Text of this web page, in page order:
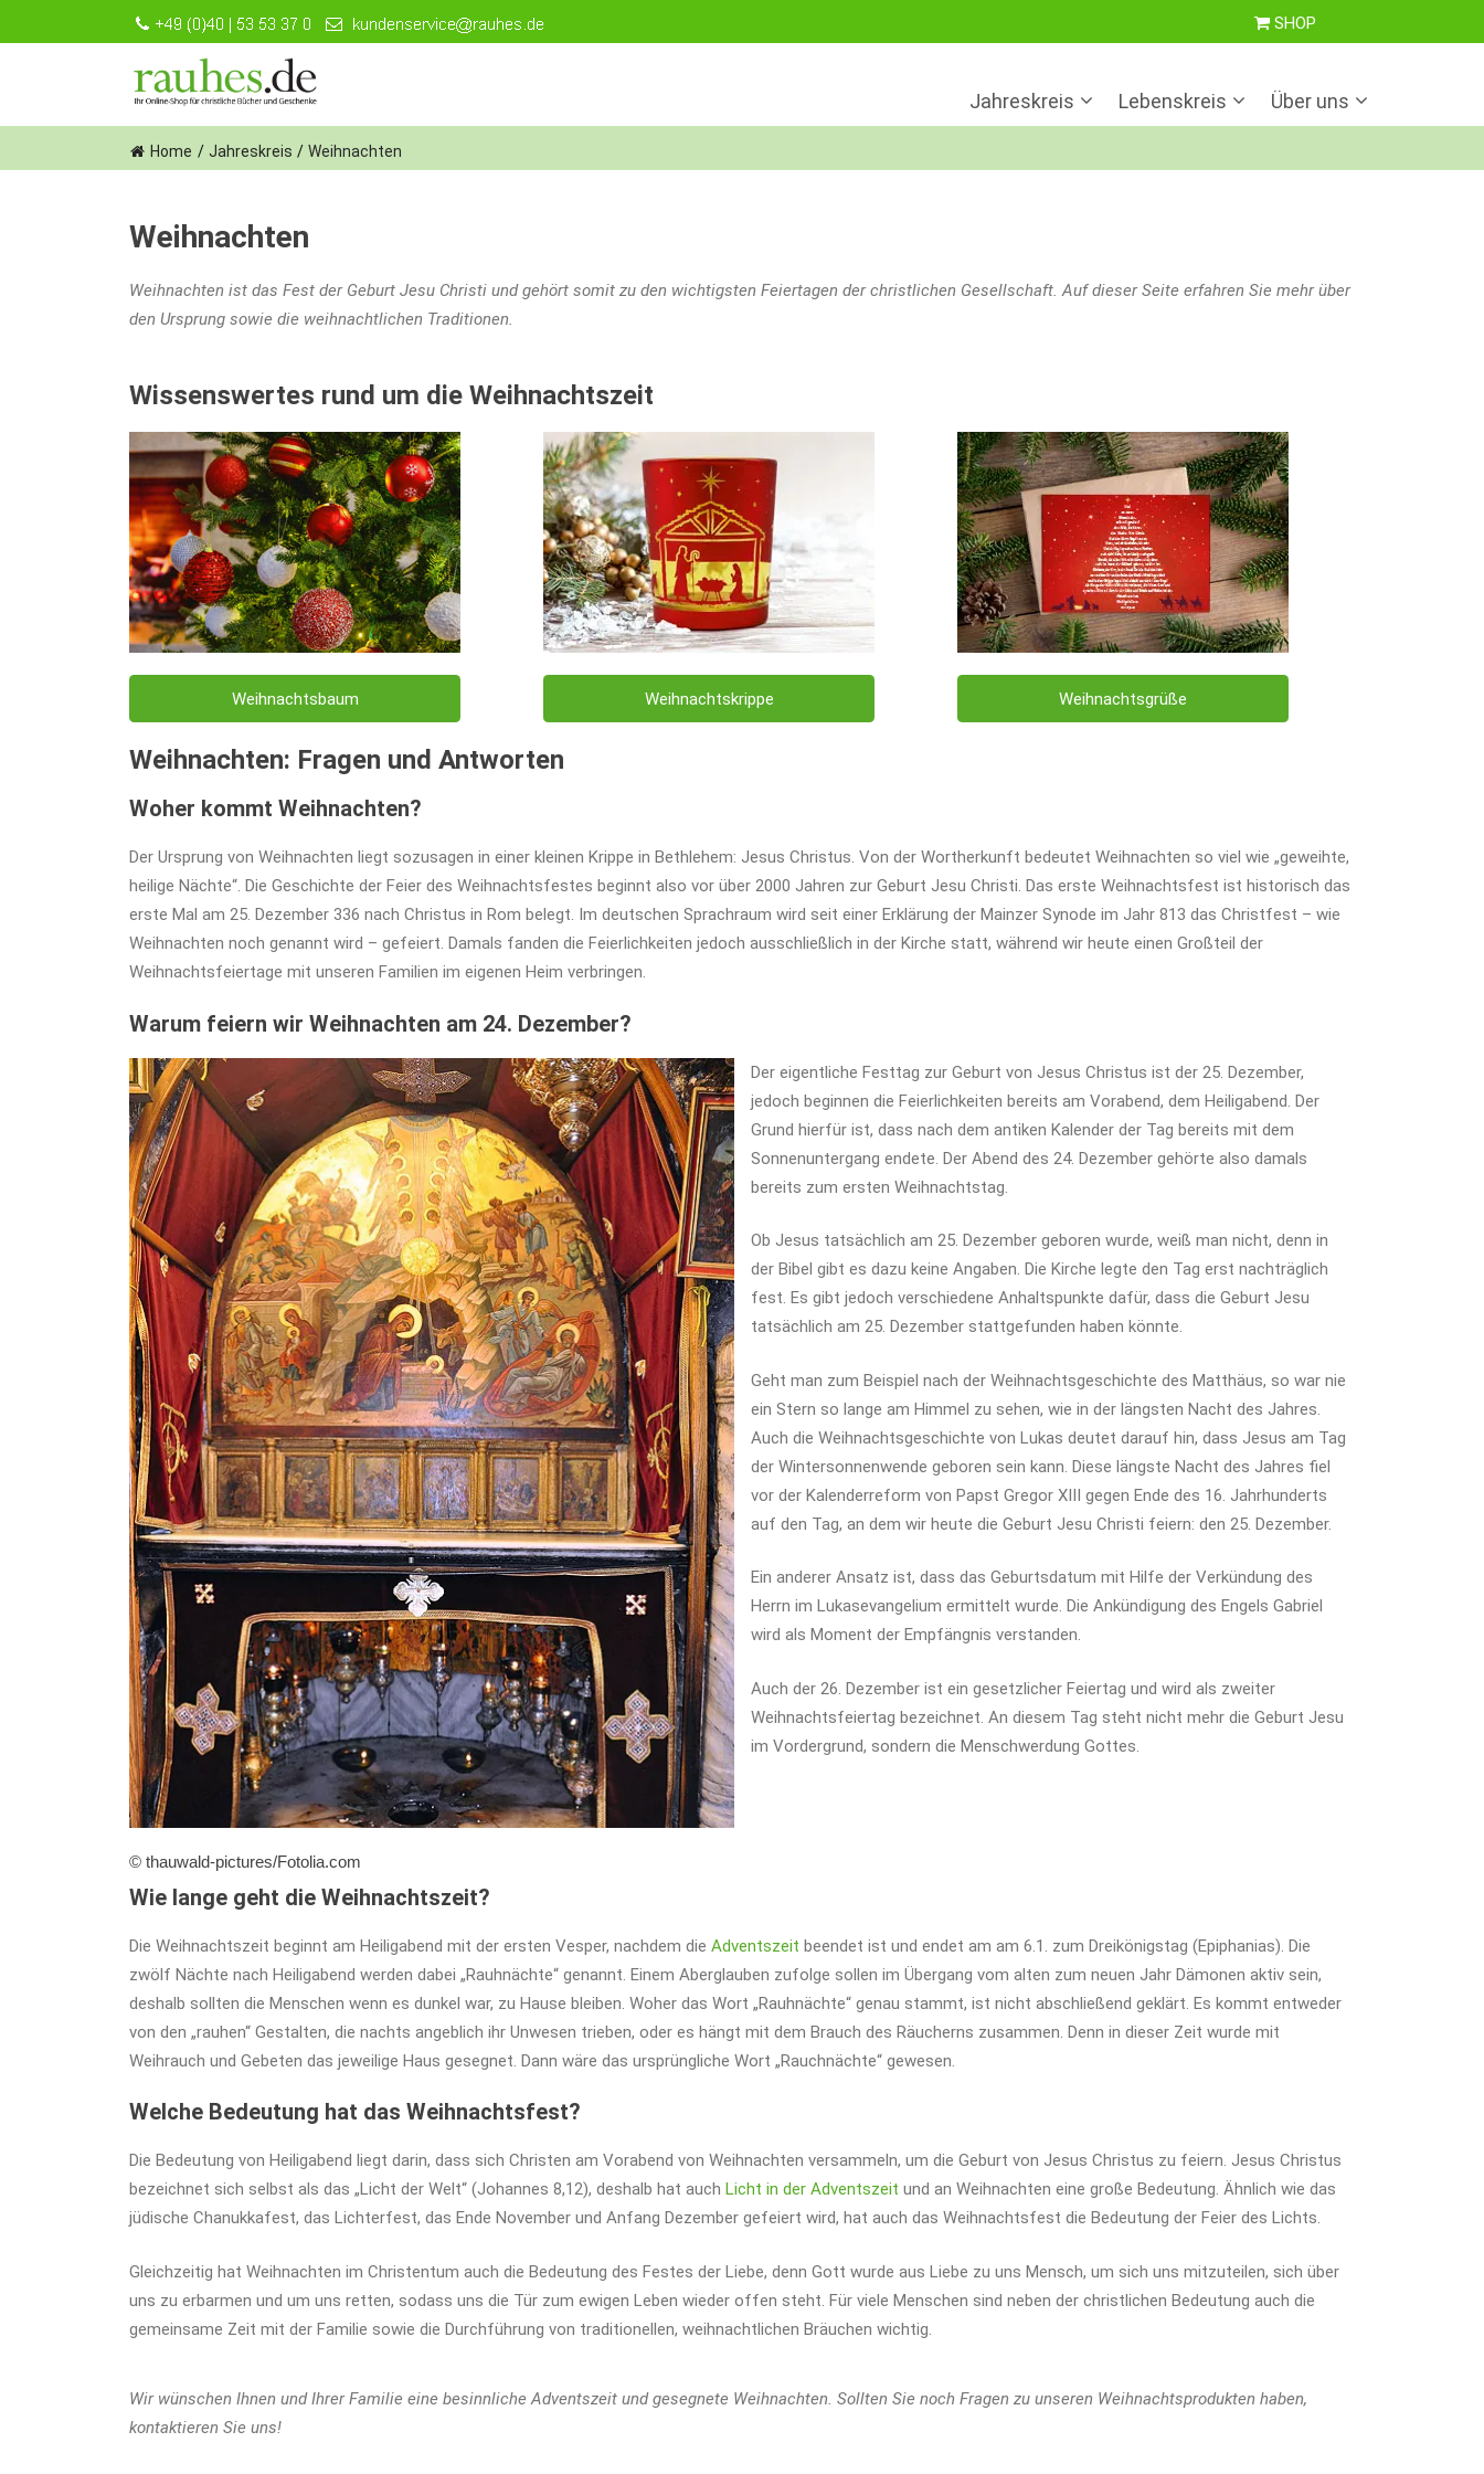
SHOP
Jahreskreis Lebenskreis Über uns
Home / Jahreskreis / Weihnachten
Weihnachten
Weihnachten ist das Fest der Geburt Jesu Christi und gehört somit zu den wichtigsten Feiertagen der christlichen Gesellschaft. Auf dieser Seite erfahren Sie mehr über
den Ursprung sowie die weihnachtlichen Traditionen.
Wissenswertes rund um die Weihnachtszeit
Weihnachtsbaum Weihnachtskrippe Weihnachtsgrüße
Weihnachten: Fragen und Antworten
Woher kommt Weihnachten?
Der Ursprung von Weihnachten liegt sozusagen in einer kleinen Krippe in Bethlehem: Jesus Christus. Von der Wortherkunft bedeutet Weihnachten so viel wie „geweihte,
heilige Nächte“. Die Geschichte der Feier des Weihnachtsfestes beginnt also vor über 2000 Jahren zur Geburt Jesu Christi. Das erste Weihnachtsfest ist historisch das
erste Mal am 25. Dezember 336 nach Christus in Rom belegt. Im deutschen Sprachraum wird seit einer Erklärung der Mainzer Synode im Jahr 813 das Christfest – wie
Weihnachten noch genannt wird – gefeiert. Damals fanden die Feierlichkeiten jedoch ausschließlich in der Kirche statt, während wir heute einen Großteil der
Weihnachtsfeiertage mit unseren Familien im eigenen Heim verbringen.
Warum feiern wir Weihnachten am 24. Dezember?
© thauwald-pictures/Fotolia.com
Der eigentliche Festtag zur Geburt von Jesus Christus ist der 25. Dezember,
jedoch beginnen die Feierlichkeiten bereits am Vorabend, dem Heiligabend. Der
Grund hierfür ist, dass nach dem antiken Kalender der Tag bereits mit dem
Sonnenuntergang endete. Der Abend des 24. Dezember gehörte also damals
bereits zum ersten Weihnachtstag.
Ob Jesus tatsächlich am 25. Dezember geboren wurde, weiß man nicht, denn in
der Bibel gibt es dazu keine Angaben. Die Kirche legte den Tag erst nachträglich
fest. Es gibt jedoch verschiedene Anhaltspunkte dafür, dass die Geburt Jesu
tatsächlich am 25. Dezember stattgefunden haben könnte.
Geht man zum Beispiel nach der Weihnachtsgeschichte des Matthäus, so war nie
ein Stern so lange am Himmel zu sehen, wie in der längsten Nacht des Jahres.
Auch die Weihnachtsgeschichte von Lukas deutet darauf hin, dass Jesus am Tag
der Wintersonnenwende geboren sein kann. Diese längste Nacht des Jahres fiel
vor der Kalenderreform von Papst Gregor XIII gegen Ende des 16. Jahrhunderts
auf den Tag, an dem wir heute die Geburt Jesu Christi feiern: den 25. Dezember.
Ein anderer Ansatz ist, dass das Geburtsdatum mit Hilfe der Verkündung des
Herrn im Lukasevangelium ermittelt wurde. Die Ankündigung des Engels Gabriel
wird als Moment der Empfängnis verstanden.
Auch der 26. Dezember ist ein gesetzlicher Feiertag und wird als zweiter
Weihnachtsfeiertag bezeichnet. An diesem Tag steht nicht mehr die Geburt Jesu
im Vordergrund, sondern die Menschwerdung Gottes.
Wie lange geht die Weihnachtszeit?
Die Weihnachtszeit beginnt am Heiligabend mit der ersten Vesper, nachdem die Adventszeit beendet ist und endet am am 6.1. zum Dreikönigstag (Epiphanias). Die
zwölf Nächte nach Heiligabend werden dabei „Rauhnächte“ genannt. Einem Aberglauben zufolge sollen im Übergang vom alten zum neuen Jahr Dämonen aktiv sein,
deshalb sollten die Menschen wenn es dunkel war, zu Hause bleiben. Woher das Wort „Rauhnächte“ genau stammt, ist nicht abschließend geklärt. Es kommt entweder
von den „rauhen“ Gestalten, die nachts angeblich ihr Unwesen trieben, oder es hängt mit dem Brauch des Räucherns zusammen. Denn in dieser Zeit wurde mit
Weihrauch und Gebeten das jeweilige Haus gesegnet. Dann wäre das ursprüngliche Wort „Rauchnächte“ gewesen.
Welche Bedeutung hat das Weihnachtsfest?
Die Bedeutung von Heiligabend liegt darin, dass sich Christen am Vorabend von Weihnachten versammeln, um die Geburt von Jesus Christus zu feiern. Jesus Christus
bezeichnet sich selbst als das „Licht der Welt“ (Johannes 8,12), deshalb hat auch Licht in der Adventszeit und an Weihnachten eine große Bedeutung. Ähnlich wie das
jüdische Chanukkafest, das Lichterfest, das Ende November und Anfang Dezember gefeiert wird, hat auch das Weihnachtsfest die Bedeutung der Feier des Lichts.
Gleichzeitig hat Weihnachten im Christentum auch die Bedeutung des Festes der Liebe, denn Gott wurde aus Liebe zu uns Mensch, um sich uns mitzuteilen, sich über
uns zu erbarmen und um uns retten, sodass uns die Tür zum ewigen Leben wieder offen steht. Für viele Menschen sind neben der christlichen Bedeutung auch die
gemeinsame Zeit mit der Familie sowie die Durchführung von traditionellen, weihnachtlichen Bräuchen wichtig.
Wir wünschen Ihnen und Ihrer Familie eine besinnliche Adventszeit und gesegnete Weihnachten. Sollten Sie noch Fragen zu unseren Weihnachtsprodukten haben,
kontaktieren Sie uns!